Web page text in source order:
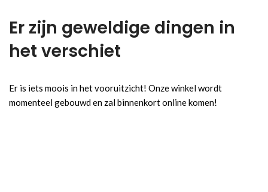
Er zijn geweldige dingen in
het verschiet
Er is iets moois in het vooruitzicht! Onze winkel wordt
momenteel gebouwd en zal binnenkort online komen!